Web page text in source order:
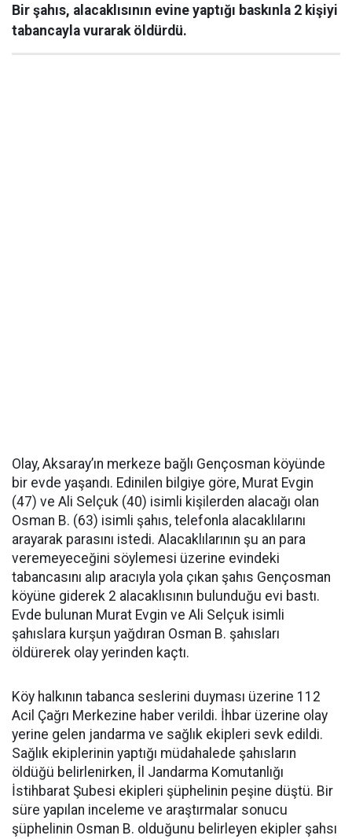
Bir şahıs, alacaklısının evine yaptığı baskınla 2 kişiyi
tabancayla vurarak öldürdü.
Olay, Aksaray’ın merkeze bağlı Gençosman köyünde
bir evde yaşandı. Edinilen bilgiye göre, Murat Evgin
(47) ve Ali Selçuk (40) isimli kişilerden alacağı olan
Osman B. (63) isimli şahıs, telefonla alacaklılarını
arayarak parasını istedi. Alacaklılarının şu an para
veremeyeceğini söylemesi üzerine evindeki
tabancasını alıp aracıyla yola çıkan şahıs Gençosman
köyüne giderek 2 alacaklısının bulunduğu evi bastı.
Evde bulunan Murat Evgin ve Ali Selçuk isimli
şahıslara kurşun yağdıran Osman B. şahısları
öldürerek olay yerinden kaçtı.
Köy halkının tabanca seslerini duyması üzerine 112
Acil Çağrı Merkezine haber verildi. İhbar üzerine olay
yerine gelen jandarma ve sağlık ekipleri sevk edildi.
Sağlık ekiplerinin yaptığı müdahalede şahısların
öldüğü belirlenirken, İl Jandarma Komutanlığı
İstihbarat Şubesi ekipleri şüphelinin peşine düştü. Bir
süre yapılan inceleme ve araştırmalar sonucu
şüphelinin Osman B. olduğunu belirleyen ekipler şahsı